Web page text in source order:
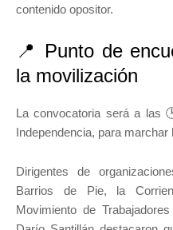
contenido opositor.
📍 Punto de
la movilización
La convocatoria será a las
Independencia, para
Dirigentes de
Barrios de Pie, la
Movimiento de